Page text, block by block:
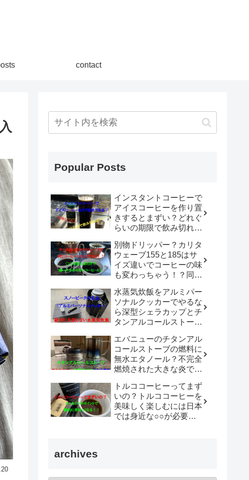
contact
Popular Posts
インスタントコーヒーで
アイスコーヒーを作り置
きするとまずい？どれぐ
らいの期限で飲み切れば
の？？
別物ドリッパー？カリタ
ウェーブ155と185はサ
イズ違いでコーヒーの味
も変わっちゃう！？同じ
違いを感じないコーヒー
を淹れる方法は？
水蒸気炊飯をアルミパー
ソナルクッカーでやるな
ら深型シェラカップとチ
タンアルコールストーブ
ンパクトにまとめられて
汎用性無限大！！
エバニューのチタンアル
コールストーブの燃料に
無水エタノール？不完全
燃焼された大きな炎でチ
沸かしてコーヒーを楽し
む。
トルココーヒーってまず
いの？トルココーヒーを
美味しく楽しむには日本
では身近な○○が必要だ
archives